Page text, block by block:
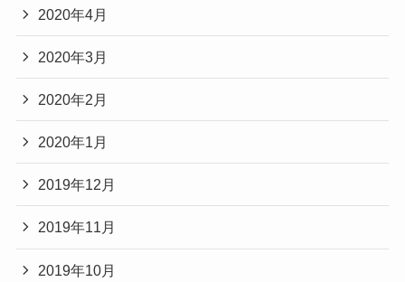
2020年4月
2020年3月
2020年2月
2020年1月
2019年12月
2019年11月
2019年10月